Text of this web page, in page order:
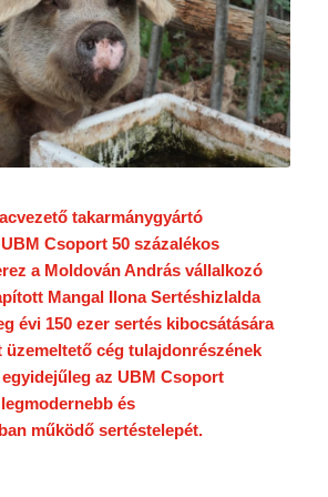
takarmánygyártó
Csoport 50 százalékos
a Moldován András vállalkozó
Mangal Ilona Sertéshizlalda
évi 150 ezer sertés kibocsátására
üzemeltető cég tulajdonrészének
az UBM Csoport
és
működő sertéstelepét.